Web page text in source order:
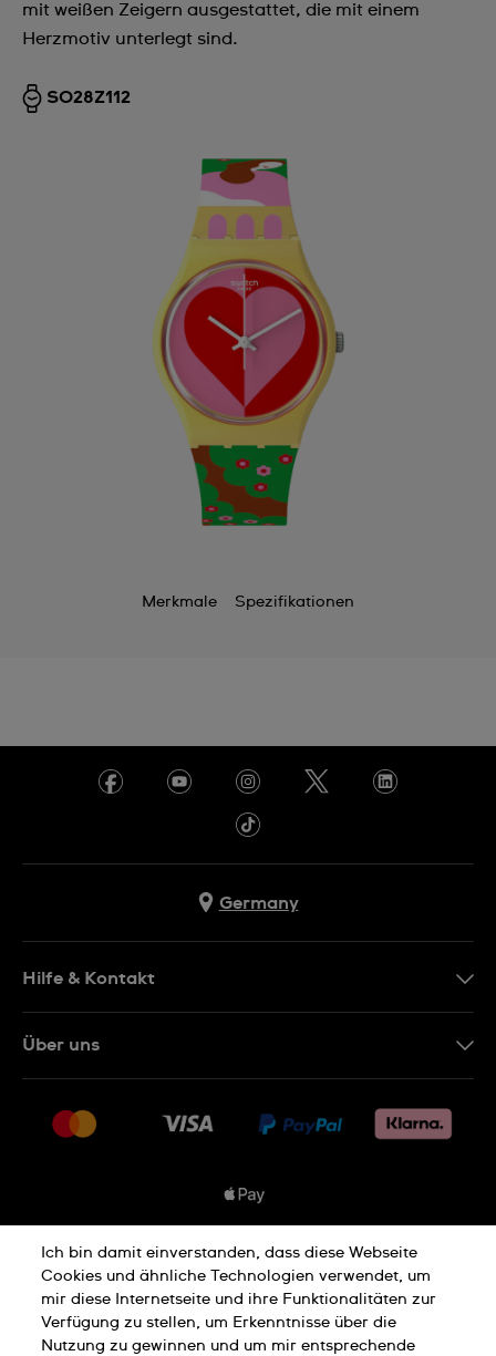
mit weißen Zeigern ausgestattet, die mit einem
Herzmotiv unterlegt sind.
SO28Z112
Merkmale Spezifikationen
Germany
Hilfe & Kontakt
Rücksendung und Entsorgung
Über uns
Jobs
Datenschutzbedingungen
Cookies Hinweis Nutzungsbedingungen
Ich bin damit einverstanden, dass diese Webseite
Cookies und ähnliche Technologien verwendet, um
mir diese Internetseite und ihre Funktionalitäten zur
Verfügung zu stellen, um Erkenntnisse über die
Nutzung zu gewinnen und um mir entsprechende